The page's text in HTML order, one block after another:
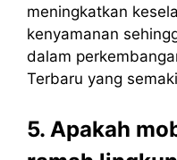
meningkatkan
kenyamanan
dalam
Terbaru yang
5. Apakah